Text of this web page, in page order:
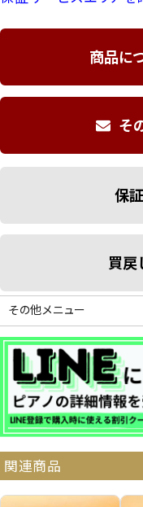
商品に
そ
保
買戻
その他メニュー
分
納品・
よくある質問
関連商品